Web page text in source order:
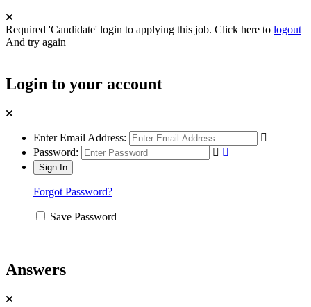
Required 'Candidate' login to applying this job. Click here to logout
And try again
Login to your account
Enter Email Address:
Password:
Forgot Password?
Save Password
Answers